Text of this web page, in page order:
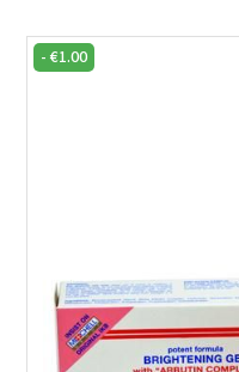
-€1.00